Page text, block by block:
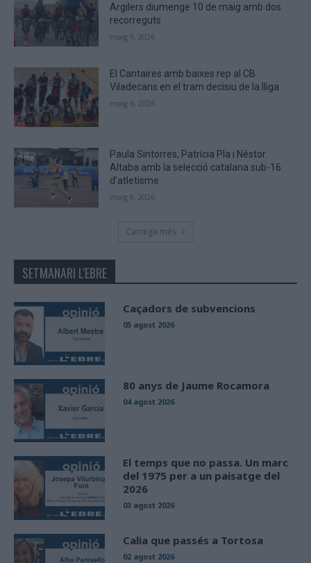
Argilers diumenge 10 de maig amb dos
recorreguts
maig 9, 2026
El Cantaires amb baixes rep al CB
Viladecans en el tram decisiu de la lliga
maig 9, 2026
Paula Sintorres, Patrícia Pla i Néstor
Altaba amb la selecció catalana sub-16
d’atletisme
maig 8, 2026
Carrega més
SETMANARI L'EBRE
Caçadors de subvencions
05 agost 2026
80 anys de Jaume Rocamora
04 agost 2026
El temps que no passa. Un marc
del 1975 per a un paisatge del
2026
03 agost 2026
Calia que passés a Tortosa
02 agost 2026